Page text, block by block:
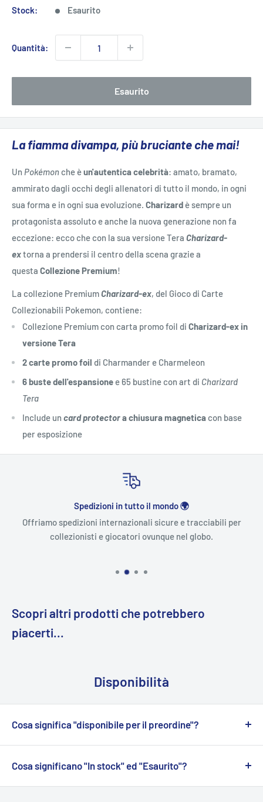
Stock: Esaurito
Quantità:
Esaurito
La fiamma divampa, più bruciante che mai!
Un Pokémon che èun'autentica celebrità: amato, bramato,
ammirato dagli occhi degli allenatori di tutto il mondo, in ogni
sua forma e in ogni sua evoluzione. Charizard è sempre un
protagonista assoluto e anche la nuova generazione non fa
eccezione: ecco che con la sua versione Tera Charizard-
extorna a prendersi il centro della scena grazie a
questa Collezione Premium!
La collezione PremiumCharizard-ex, del Gioco di Carte
Collezionabili Pokemon, contiene:
Collezione Premium con carta promo foil di Charizard-ex in
versione Tera
2 carte promo foil di Charmander e Charmeleon
6 buste dell'espansione e 65 bustine con art di Charizard
Tera
Include un card protectora chiusura magnetica con base
per esposizione
Spedizioni in tutto il mondo 🌍
Offriamo spedizioni internazionali sicure e tracciabili per
collezionisti e giocatori ovunque nel globo.
Scopri altri prodotti che potrebbero
piacerti...
Disponibilità
Cosa significa "disponibile per il preordine"?
I prodotti contrassegnati come "Disponibili per il
preordine" sono acquistabili, ma non sono
Cosa significano "In stock" ed "Esaurito"?
In stock:Questa indicazione significa che il prodotto è